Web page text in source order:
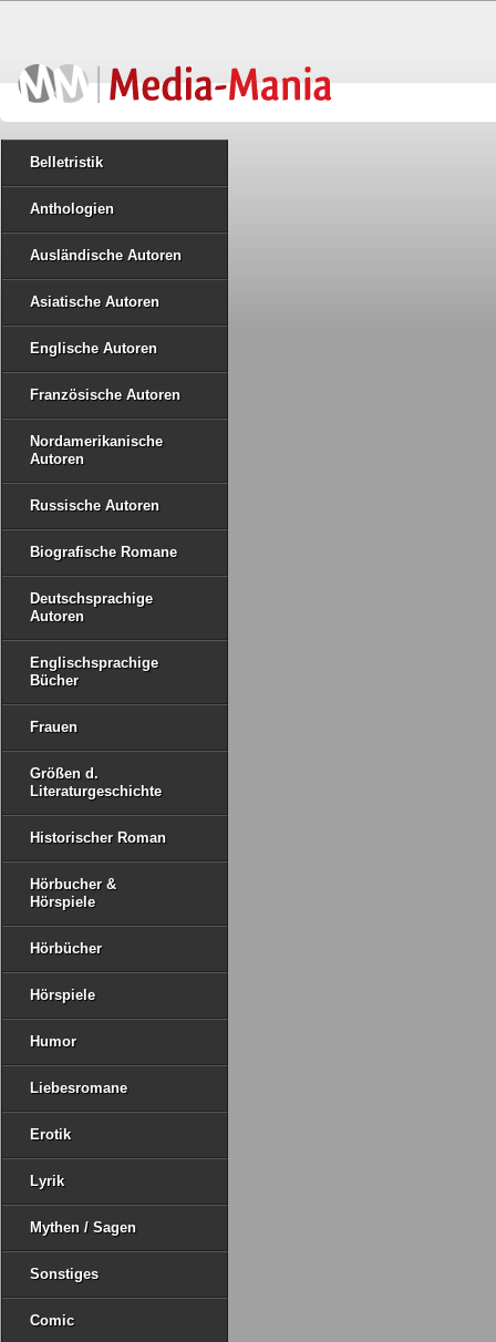
Belletristik
Anthologien
Ausländische Autoren
Asiatische Autoren
Englische Autoren
Französische Autoren
Nordamerikanische
Autoren
Russische Autoren
Biografische Romane
Deutschsprachige
Autoren
Englischsprachige
Bücher
Frauen
Größen d.
Literaturgeschichte
Historischer Roman
Hörbucher &
Hörspiele
Hörbücher
Hörspiele
Humor
Liebesromane
Erotik
Lyrik
Mythen / Sagen
Sonstiges
Comic